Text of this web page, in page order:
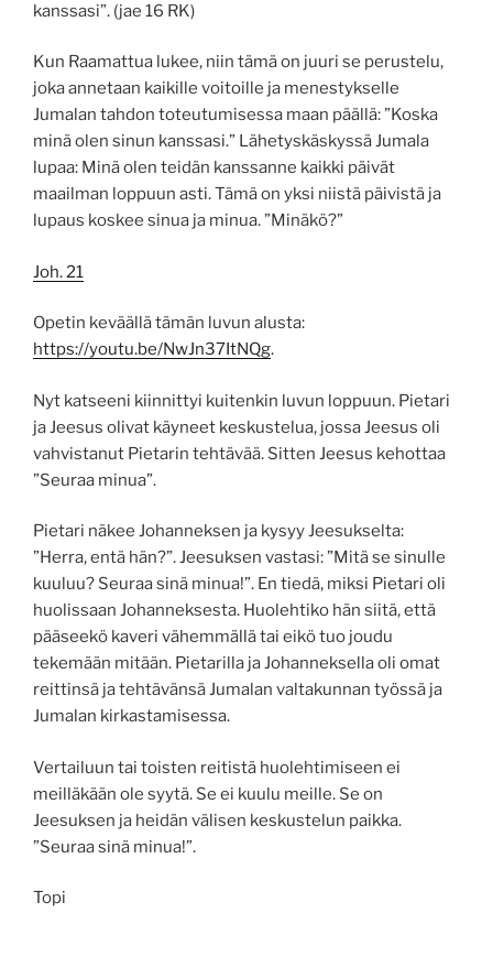
kanssasi”. (jae 16 RK)
Kun Raamattua lukee, niin tämä on juuri se perustelu,
joka annetaan kaikille voitoille ja menestykselle
Jumalan tahdon toteutumisessa maan päällä: ”Koska
minä olen sinun kanssasi.” Lähetyskäskyssä Jumala
lupaa: Minä olen teidän kanssanne kaikki päivät
maailman loppuun asti. Tämä on yksi niistä päivistä ja
lupaus koskee sinua ja minua. ”Minäkö?”
Joh. 21
Opetin keväällä tämän luvun alusta:
https://youtu.be/NwJn37ItNQg.
Nyt katseeni kiinnittyi kuitenkin luvun loppuun. Pietari
ja Jeesus olivat käyneet keskustelua, jossa Jeesus oli
vahvistanut Pietarin tehtävää. Sitten Jeesus kehottaa
”Seuraa minua”.
Pietari näkee Johanneksen ja kysyy Jeesukselta:
”Herra, entä hän?”. Jeesuksen vastasi: ”Mitä se sinulle
kuuluu? Seuraa sinä minua!”. En tiedä, miksi Pietari oli
huolissaan Johanneksesta. Huolehtiko hän siitä, että
pääseekö kaveri vähemmällä tai eikö tuo joudu
tekemään mitään. Pietarilla ja Johanneksella oli omat
reittinsä ja tehtävänsä Jumalan valtakunnan työssä ja
Jumalan kirkastamisessa.
Vertailuun tai toisten reitistä huolehtimiseen ei
meilläkään ole syytä. Se ei kuulu meille. Se on
Jeesuksen ja heidän välisen keskustelun paikka.
”Seuraa sinä minua!”.
Topi